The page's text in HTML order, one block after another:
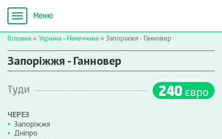
Головна » Україна - Німеччина » Запоріжжя - Ганновер
Запоріжжя - Ганновер
Туди 240 євро
ЧЕРЕЗ
Запоріжжя
Дніпро